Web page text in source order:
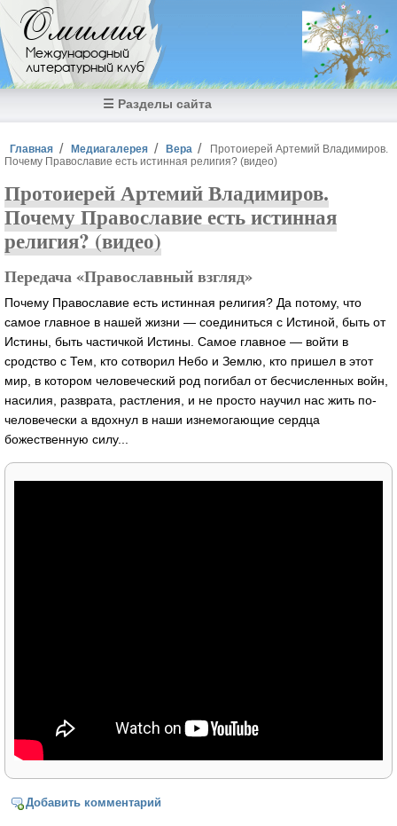
Перейти к основному содержанию
Омилия
Международный
литературный клуб
☰ Разделы сайта
Вы здесь
Главная Медиагалерея Вера
Протоиерей Артемий Владимиров.
Почему Православие есть истинная религия? (видео)
Протоиерей Артемий Владимиров.
Почему Православие есть истинная
религия? (видео)
Передача «Православный взгляд»
Почему Православие есть истинная религия? Да потому, что
самое главное в нашей жизни — соединиться с Истиной, быть от
Истины, быть частичкой Истины. Самое главное — войти в
сродство с Тем, кто сотворил Небо и Землю, кто пришел в этот
мир, в котором человеческий род погибал от бесчисленных войн,
насилия, разврата, растления, и не просто научил нас жить по-
человечески а вдохнул в наши изнемогающие сердца
божественную силу...
Добавить комментарий